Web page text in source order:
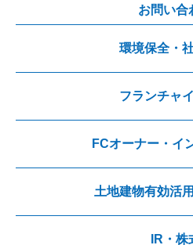
お問い合
環境保全・
フランチャ
FCオーナー・イ
土地建物有効活
IR・株